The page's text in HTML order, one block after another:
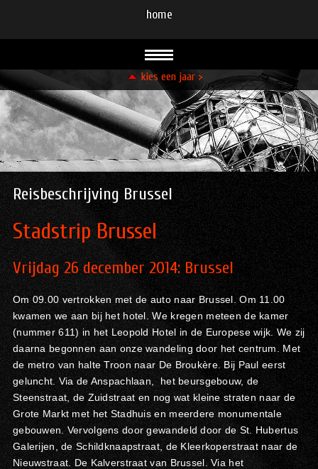
93 94 95 96 96 96 99 99 00 00 01 02
03 08 08 09 10 11 12 13 13 14 15 15 16
21 23 23 24
kies een jaar >
Reisbeschrijving Brussel
Stadstrip Brussel
Vrijdag 26 december 2014: Brussel
Om 09.00 vertrokken met de auto naar Brussel. Om 11.00
kwamen we aan bij het hotel. We kregen meteen de kamer
(nummer 611) in het Leopold Hotel in de Europese wijk. We zij
daarna begonnen aan onze wandeling door het centrum. Met
de metro van halte Troon naar De Broukère. Bij Paul eerst
geluncht. Via de Anspachlaan, het beursgebouw, de
Steenstraat, de Zuidstraat en nog wat kleine straten naar de
Grote Markt met het Stadhuis en meerdere monumentale
gebouwen. Vervolgens door gewandeld door de St. Hubertus
Galerijen, de Schildknaapstraat, de Kleerkoperstraat naar de
Nieuwstraat. De Kalverstraat van Brussel. Via het
home